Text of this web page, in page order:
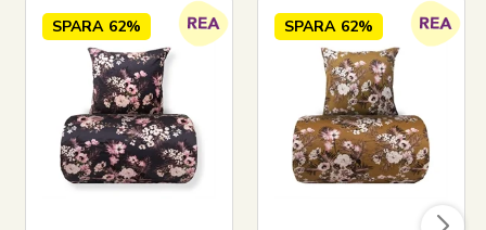
LÄGG I VARUKORGEN
Har du frågor om produkten?
SPARA 62% SPARA 62%